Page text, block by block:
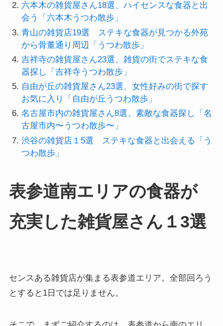
六本木の雑貨屋さん18選、ハイセンスな食器と出
会う「六本木うつわ散歩」
青山の雑貨店19選 ステキな食器が見つかる外苑
から骨董通り周辺「うつわ散歩」
吉祥寺の雑貨屋さん23選、雑貨の街でステキな食
器探し「吉祥寺うつわ散歩」
自由が丘の雑貨屋さん23選、女性好みの街で探す
お気に入り「自由が丘うつわ散歩」
名古屋市内の雑貨屋さん8選、素敵な食器探し「名
古屋市内〜うつわ散歩〜」
渋谷の雑貨店１5選 ステキな食器と出会える「う
つわ散歩」
表参道南エリアの食器が
充実した雑貨屋さん１3選
センスある雑貨店が集まる表参道エリア。全部回ろう
とすると1日では足りません。